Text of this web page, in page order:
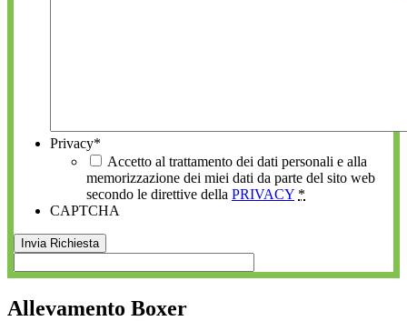
Privacy*
Accetto al trattamento dei dati personali e alla
memorizzazione dei miei dati da parte del sito web
secondo le direttive della PRIVACY *
CAPTCHA
Allevamento Boxer